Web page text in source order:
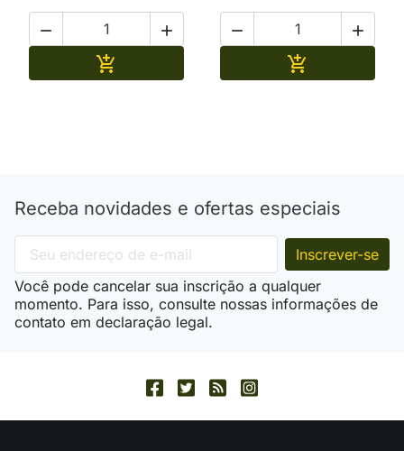
 

 

Receba novidades e ofertas especiais
Você pode cancelar sua inscrição a qualquer
momento. Para isso, consulte nossas informações de
contato em declaração legal.